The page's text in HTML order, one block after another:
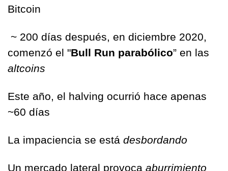
Bitcoin
comenzó el "Bull Run parabólico
altcoins
Este año, el halving ocurrió hace apenas
~60 días
La impaciencia se está desbordando
Un mercado lateral provoca aburrimiento